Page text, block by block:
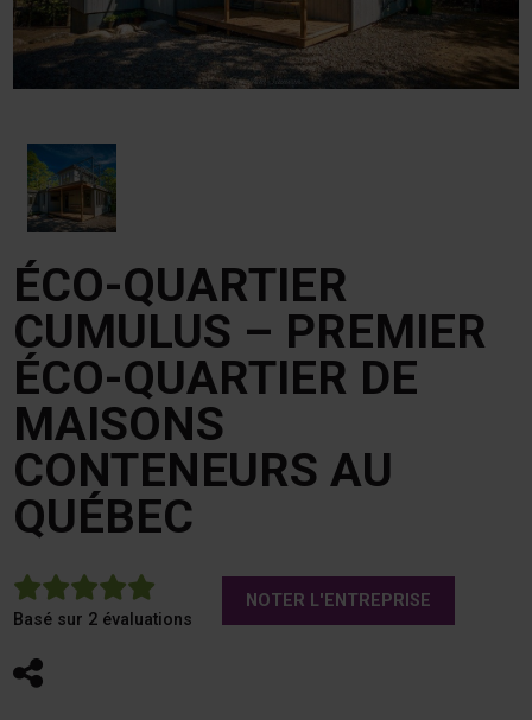
ÉCO-QUARTIER
CUMULUS – PREMIER
ÉCO-QUARTIER DE
MAISONS
CONTENEURS AU
QUÉBEC
5
Basé sur 2 évaluations
NOTER L'ENTREPRISE
Partager